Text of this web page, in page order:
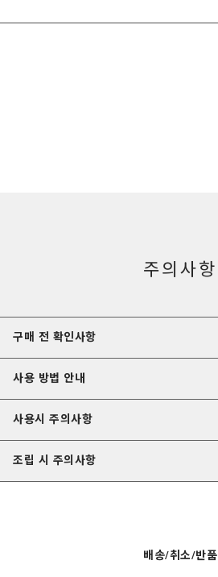
주의사항
구매 전 확인사항
사용 방법 안내
사용시 주의사항
조립 시 주의사항
배송/취소/반품